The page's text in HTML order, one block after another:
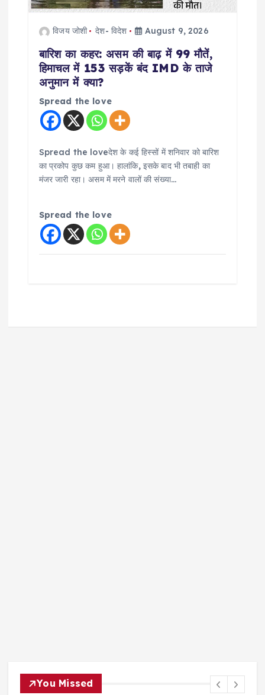
विजय जोशी देश- विदेश August 9, 2026
बारिश का कहर: असम की बाढ़ में 99 मौतें,
हिमाचल में 153 सड़कें बंद IMD के ताजे
अनुमान में क्या?
Spread the love
Spread the loveदेश के कई हिस्सों में शनिवार को बारिश
का प्रकोप कुछ कम हुआ। हालांकि, इसके बाद भी तबाही का
मंजर जारी रहा। असम में मरने वालों की संख्या…
Spread the love
You Missed